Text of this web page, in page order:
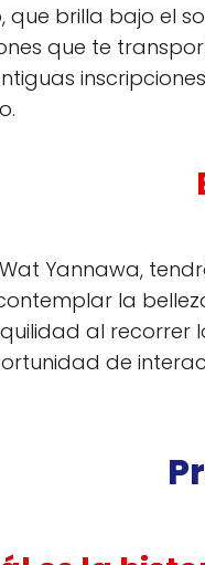
brilla bajo el
que te
Yannawa,
la
al recorrer
de